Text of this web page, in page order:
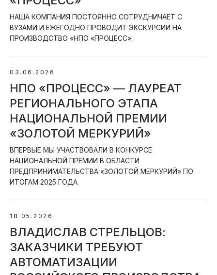
НАША КОМПАНИЯ ПОСТОЯННО СОТРУДНИЧАЕТ С
ВУЗАМИ И ЕЖЕГОДНО ПРОВОДИТ ЭКСКУРСИИ НА
ПРОИЗВОДСТВО «НПО «ПРОЦЕСС».
03.06.2026
НПО «ПРОЦЕСС» — ЛАУРЕАТ
РЕГИОНАЛЬНОГО ЭТАПА
НАЦИОНАЛЬНОЙ ПРЕМИИ
«ЗОЛОТОЙ МЕРКУРИЙ»
ВПЕРВЫЕ МЫ УЧАСТВОВАЛИ В КОНКУРСЕ
НАЦИОНАЛЬНОЙ ПРЕМИИ В ОБЛАСТИ
ПРЕДПРИНИМАТЕЛЬСТВА «ЗОЛОТОЙ МЕРКУРИЙ» ПО
ИТОГАМ 2025 ГОДА.
18.05.2026
ВЛАДИСЛАВ СТРЕЛЬЦОВ:
ЗАКАЗЧИКИ ТРЕБУЮТ
АВТОМАТИЗАЦИИ